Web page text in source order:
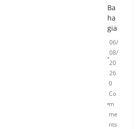
Ba
ha
gia
06/
08/
20
26
0
Co
m
me
nts